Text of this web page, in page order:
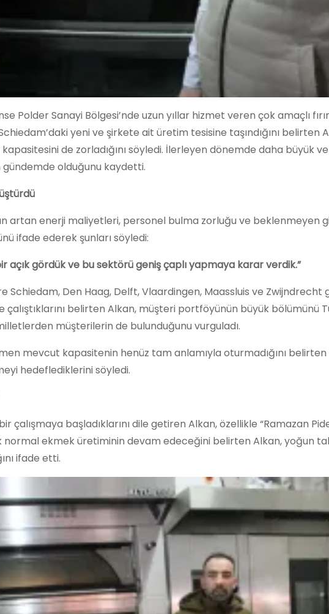
Polder Sanayi Bölgesi’nde uzun yıllar hizmet veren çok amaçlı
yeni ve şirkete ait üretim tesisine taşındığını
de zorladığını söyledi. İlerleyen dönemde daha büyük
olduğunu kaydetti.
artan enerji maliyetleri, personel bulma zorluğu ve beklenmeyen
ifade ederek şunları söyledi:
açık gördük ve bu sektörü geniş çaplı yapmaya karar verdik.”
Schiedam, Den Haag, Delft, Vlaardingen, Maassluis ve Zwijndrecht
çalıştıklarını belirten Alkan, müşteri portföyünün büyük bölümünü
müşterilerin de bulunduğunu vurguladı.
mevcut kapasitenin henüz tam anlamıyla oturmadığını belirten
hedeflediklerini söyledi.
çalışmaya başladıklarını dile getiren Alkan, özellikle “Ramazan
normal ekmek üretiminin devam edeceğini belirten Alkan, yoğun
ifade etti.